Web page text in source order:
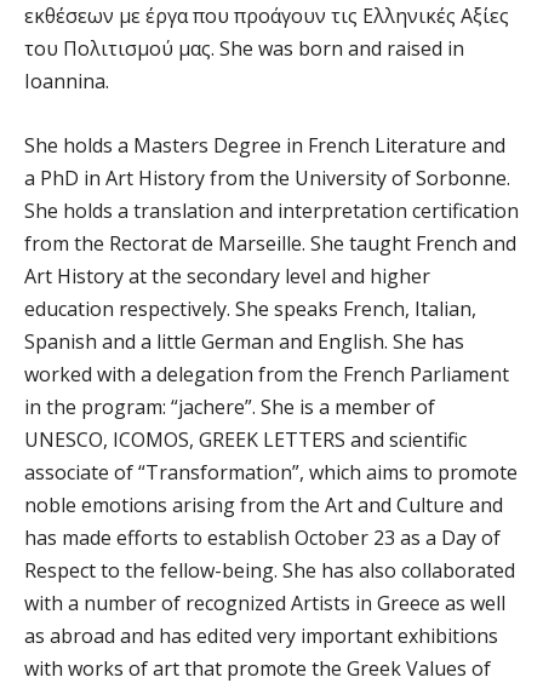
εκθέσεων με έργα που προάγουν τις Ελληνικές Αξίες
του Πολιτισμού μας. She was born and raised in
Ioannina.
She holds a Masters Degree in French Literature and
a PhD in Art History from the University of Sorbonne.
She holds a translation and interpretation certification
from the Rectorat de Marseille. She taught French and
Art History at the secondary level and higher
education respectively. She speaks French, Italian,
Spanish and a little German and English. She has
worked with a delegation from the French Parliament
in the program: “jachere”. She is a member of
UNESCO, ICOMOS, GREEK LETTERS and scientific
associate of “Transformation”, which aims to promote
noble emotions arising from the Art and Culture and
has made efforts to establish October 23 as a Day of
Respect to the fellow-being. She has also collaborated
with a number of recognized Artists in Greece as well
as abroad and has edited very important exhibitions
with works of art that promote the Greek Values of